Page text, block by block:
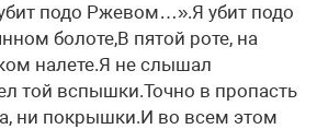
подо Ржевом…».Я убит подо
болоте,В пятой роте, на
налете.Я не слышал
той вспышки.Точно в пропасть
ни покрышки.И во всем этом